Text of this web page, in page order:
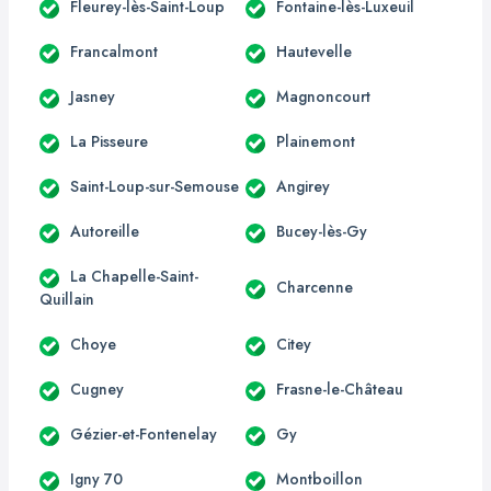
Fleurey-lès-Saint-Loup Fontaine-lès-Luxeuil
Francalmont Hautevelle
Jasney Magnoncourt
La Pisseure Plainemont
Saint-Loup-sur-Semouse Angirey
Autoreille Bucey-lès-Gy
La Chapelle-Saint-
Quillain
Charcenne
Choye Citey
Cugney Frasne-le-Château
Gézier-et-Fontenelay Gy
Igny 70 Montboillon